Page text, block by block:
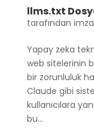
llms.txt
tarafından imza
Yapay zeka
web sitelerinin
bir zorunluluk
Claude gibi
kullanıcılara
bu...